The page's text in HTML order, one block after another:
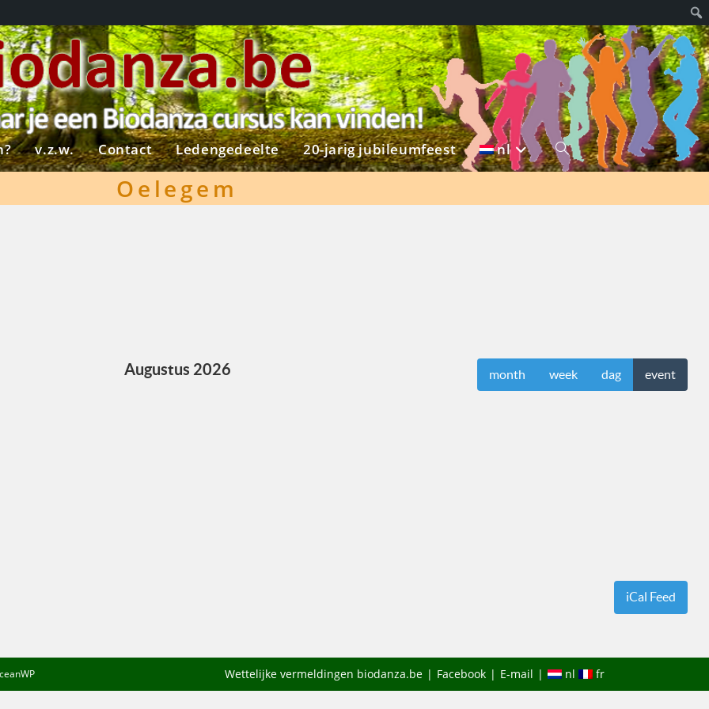
v.z.w. Contact Ledengedeelte 20-jarig jubileumfeest nl Toggle
zoeken
Oelegem
Augustus 2026 month week dag event
iCal Feed
Wettelijke vermeldingen biodanza.be Facebook E-mail nl fr